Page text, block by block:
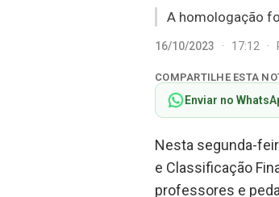
A homologação
16/10/2023 · 17:12 ·
COMPARTILHE ESTA
Enviar no
Nesta segunda-
e Classificação
professores e